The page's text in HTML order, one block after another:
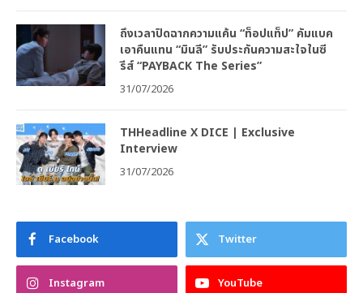
ถึงเวลาปิดฉากความแค้น “ท็อปแท็ป” คัมแบค
เอาคืนแทน “มินลี” รับประกันความสะใจในซี
รีส์ “PAYBACK The Series”
31/07/2026
THHeadline X DICE | Exclusive
Interview
31/07/2026
Facebook Twitter
Instagram YouTube